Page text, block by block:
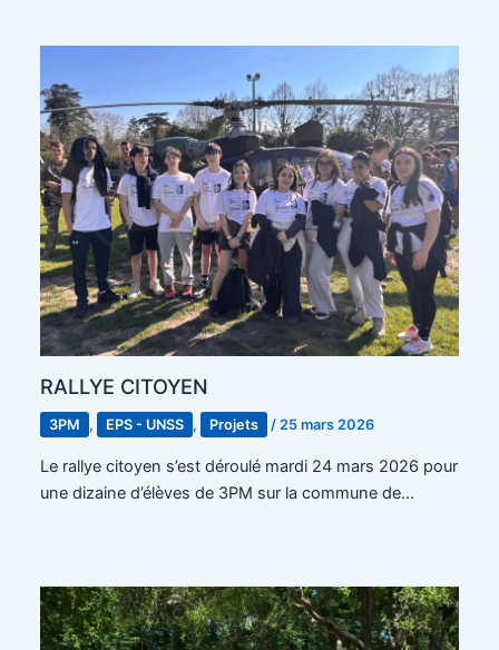
RALLYE CITOYEN
3PM , EPS - UNSS , Projets /25 mars 2026
Le rallye citoyen s’est déroulé mardi 24 mars 2026 pour
une dizaine d’élèves de 3PM sur la commune de…